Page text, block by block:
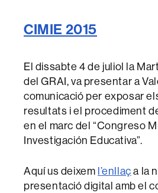
CIMIE 2015
El dissabte 4 de juliol la
del GRAI, va presentar a
comunicació per exposar
resultats i el procediment
en el marc del “Congreso
Investigación Educativa”.
Aquí us deixem l’enllaça la
presentació digital amb el